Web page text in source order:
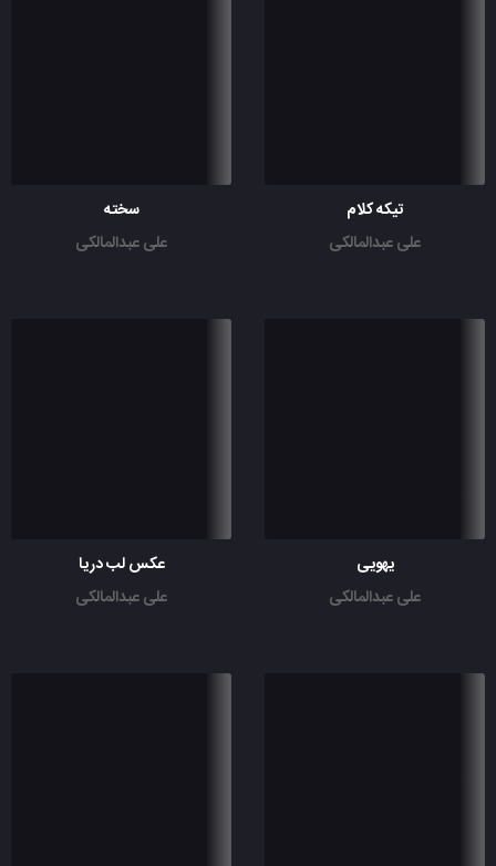
تیکه کلام
علی عبدالمالکی
سخته
علی عبدالمالکی
یهویی
علی عبدالمالکی
عکس لب دریا
علی عبدالمالکی